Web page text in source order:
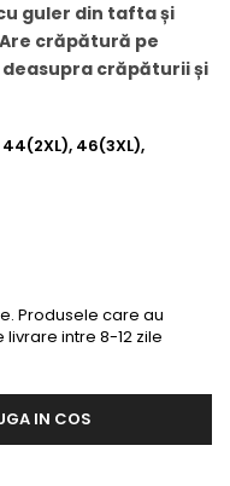
guler din tafta și
crăpătură pe
crăpăturii și
46(3XL),
Produsele care au
intre 8-12 zile
IN COS